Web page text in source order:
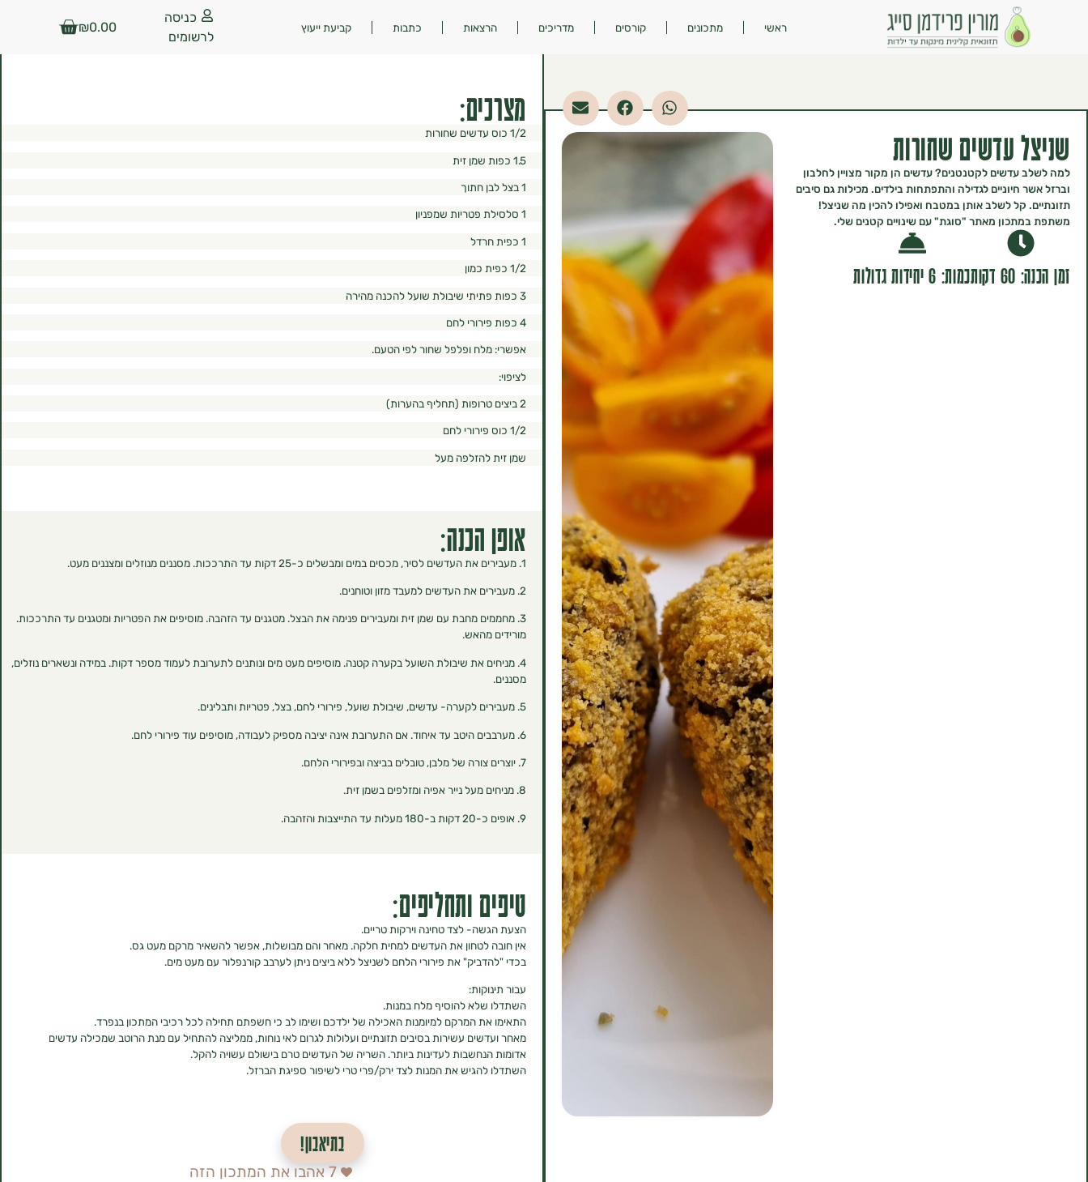
ראשי מתכונים קורסים מדריכים הרצאות כתבות קביעת ייעוץ
כניסה
לרשומים
₪0.00
שניצל עדשים שחורות
למה לשלב עדשים לקטנטנים? עדשים הן מקור מצויין לחלבון
וברזל אשר חיוניים לגדילה והתפתחות בילדים. מכילות גם סיבים
תזונתיים. קל לשלב אותן במטבח ואפילו להכין מה שניצל!
משתפת במתכון מאתר "סוגת" עם שינויים קטנים שלי.
זמן הכנה: 60 דקות כמות: 6 יחידות גדולות
מצרכים:
1/2 כוס עדשים שחורות
1.5 כפות שמן זית
1 בצל לבן חתוך
1 סלסילת פטריות שמפניון
1 כפית חרדל
1/2 כפית כמון
3 כפות פתיתי שיבולת שועל להכנה מהירה
4 כפות פירורי לחם
אפשרי: מלח ופלפל שחור לפי הטעם.
לציפוי:
2 ביצים טרופות (תחליף בהערות)
1/2 כוס פירורי לחם
שמן זית להזלפה מעל
אופן הכנה:
1. מעבירים את העדשים לסיר, מכסים במים ומבשלים כ-25 דקות עד התרככות. מסננים מנוזלים ומצננים מעט.
2. ‏מעבירים את העדשים למעבד מזון וטוחנים.
3. ‏מחממים מחבת עם שמן זית ומעבירים פנימה את הבצל. מטגנים עד הזהבה. מוסיפים את הפטריות ומטגנים עד התרככות.
מורידים מהאש.
4. ‏מניחים את שיבולת השועל בקערה קטנה. מוסיפים מעט מים ונותנים לתערובת לעמוד מספר דקות. במידה ונשארים נוזלים,
מסננים.
5. ‏מעבירים לקערה- עדשים, שיבולת שועל, פירורי לחם, בצל, פטריות ותבלינים.
6. ‏מערבבים היטב עד איחוד. אם התערובת אינה יציבה מספיק לעבודה, מוסיפים עוד פירורי לחם.
7. ‏יוצרים צורה של מלבן, טובלים בביצה ובפירורי הלחם.
8. ‏מניחים מעל נייר אפיה ומזלפים בשמן זית.
9. ‏אופים כ-20 דקות ב-180 מעלות עד התייצבות והזהבה.
טיפים ותחליפים:
הצעת הגשה- לצד טחינה וירקות טריים.
אין חובה לטחון את העדשים למחית חלקה. מאחר והם מבושלות, אפשר להשאיר מרקם מעט גס.
בכדי "להדביק" את פירורי הלחם לשניצל ללא ביצים ניתן לערבב קורנפלור עם מעט מים.
עבור תינוקות:
השתדלו שלא להוסיף מלח במנות.
התאימו את המרקם למיומנות האכילה של ילדכם ושימו לב כי חשפתם תחילה לכל רכיבי המתכון בנפרד.
️מאחר ועדשים עשירות בסיבים תזונתיים ועלולות לגרום לאי נוחות, ממליצה להתחיל עם מנת הרוטב שמכילה עדשים
אדומות הנחשבות לעדינות ביותר. השריה של העדשים טרם בישולם עשויה להקל.
️השתדלו להגיש את המנות לצד ירק/פרי טרי לשיפור ספיגת הברזל.
בתיאבון!
7אהבו את המתכון הזה